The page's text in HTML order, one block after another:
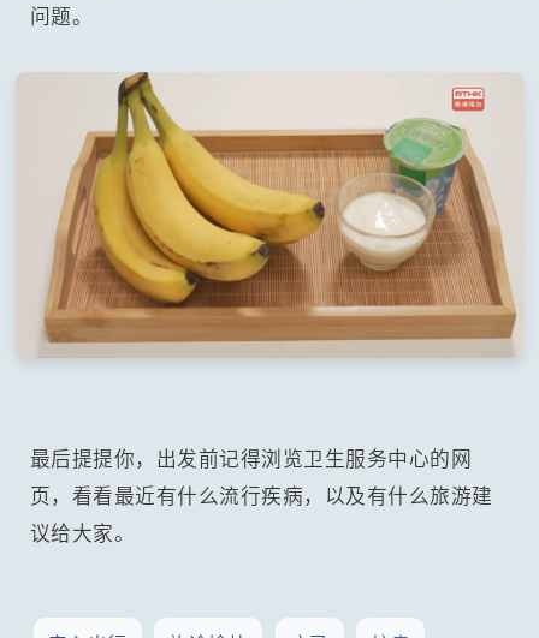
问题。
最后提提你，出发前记得浏览卫生服务中心的网
页，看看最近有什么流行疾病，以及有什么旅游建
议给大家。